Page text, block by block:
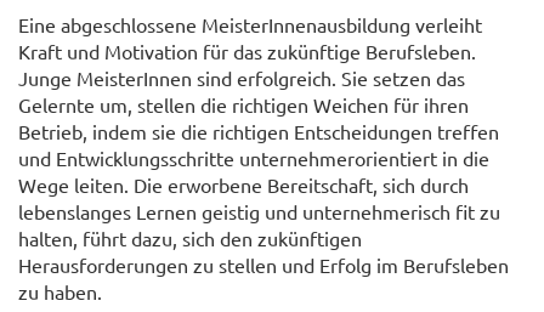
Eine abgeschlossene MeisterInnenausbildung verleiht
Kraft und Motivation für das zukünftige Berufsleben.
Junge MeisterInnen sind erfolgreich. Sie setzen das
Gelernte um, stellen die richtigen Weichen für ihren
Betrieb, indem sie die richtigen Entscheidungen treffen
und Entwicklungsschritte unternehmerorientiert in die
Wege leiten. Die erworbene Bereitschaft, sich durch
lebenslanges Lernen geistig und unternehmerisch fit zu
halten, führt dazu, sich den zukünftigen
Herausforderungen zu stellen und Erfolg im Berufsleben
zu haben.